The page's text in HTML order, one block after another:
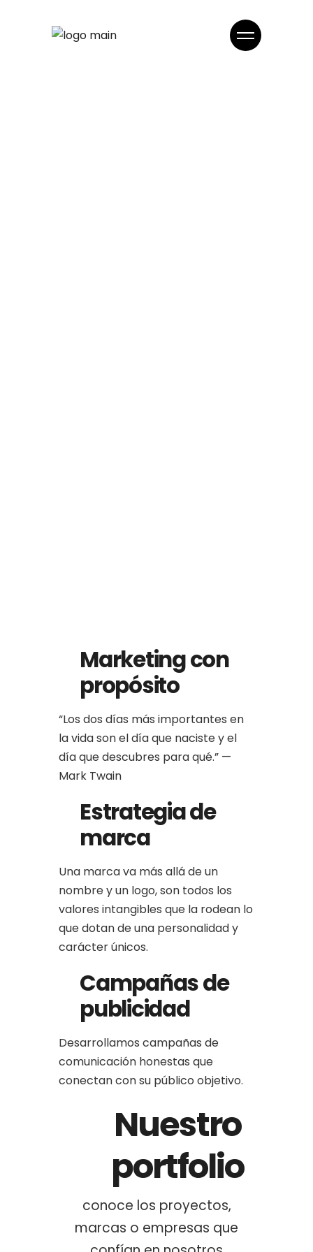
Marketing con
propósito
“Los dos días más importantes en
la vida son el día que naciste y el
día que descubres para qué.” —
Mark Twain
Estrategia de
marca
Una marca va más allá de un
nombre y un logo, son todos los
valores intangibles que la rodean lo
que dotan de una personalidad y
carácter únicos.
Campañas de
publicidad
Desarrollamos campañas de
comunicación honestas que
conectan con su público objetivo.
Nuestro
portfolio
conoce los proyectos,
marcas o empresas que